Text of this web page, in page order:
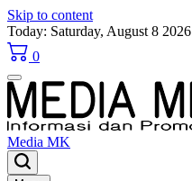
Skip to content
Today: Saturday, August 8 2026
0
Media MK